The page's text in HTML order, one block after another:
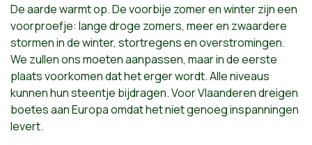
De aarde warmt op. De voorbije zomer en winter zijn een
voorproefje: lange droge zomers, meer en zwaardere
stormen in de winter, stortregens en overstromingen.
We zullen ons moeten aanpassen, maar in de eerste
plaats voorkomen dat het erger wordt. Alle niveaus
kunnen hun steentje bijdragen. Voor Vlaanderen dreigen
boetes aan Europa omdat het niet genoeg inspanningen
levert.